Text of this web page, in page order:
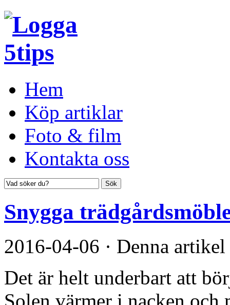
Hem
Köp artiklar
Foto & film
Kontakta oss
Snygga
2016-04-06 · Denna
Det är helt underbart att
Solen värmer i nacken och